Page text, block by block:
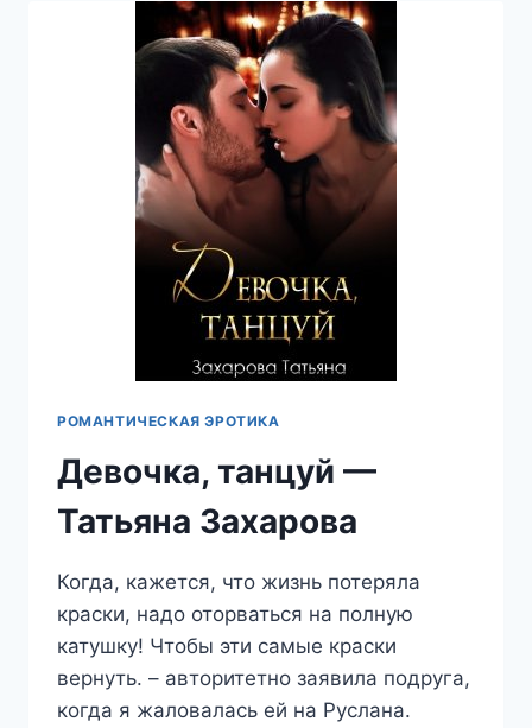
—
ТАТЬЯНА
ЗАХАРОВА
РОМАНТИЧЕСКАЯ ЭРОТИКА
Девочка, танцуй —
Татьяна Захарова
Когда, кажется, что жизнь потеряла
краски, надо оторваться на полную
катушку! Чтобы эти самые краски
вернуть. – авторитетно заявила подруга,
когда я жаловалась ей на Руслана.